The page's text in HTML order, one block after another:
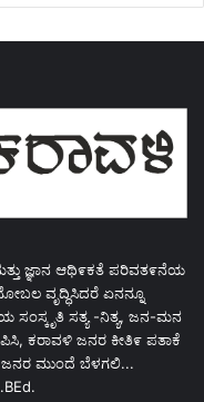
ಜ್ಞಾನ ಆಥಿ೯ಕತೆ ಪರಿವತ೯ನೆಯ
ವೃದ್ಧಿಸಿದರೆ ಏನನ್ನೂ
ಸಂಸ್ಕೃತಿ ಸತ್ಯ -ನಿತ್ಯ, ಜನ-ಮನ
ಕರಾವಳಿ ಜನರ ಕೀತಿ೯ ಪತಾಕೆ
ಜನರ ಮುಂದೆ ಬೆಳಗಲಿ...